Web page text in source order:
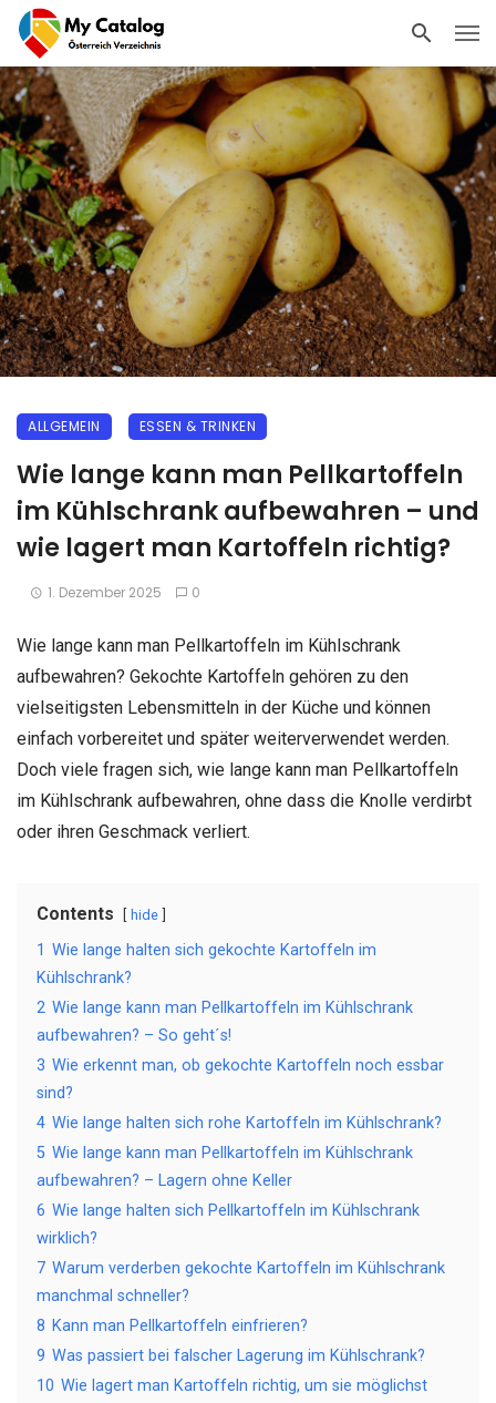
ALLGEMEIN ESSEN & TRINKEN
Wie lange kann man Pellkartoffeln
im Kühlschrank aufbewahren – und
wie lagert man Kartoffeln richtig?
1. Dezember 2025 0
Wie lange kann man Pellkartoffeln im Kühlschrank
aufbewahren? Gekochte Kartoffeln gehören zu den
vielseitigsten Lebensmitteln in der Küche und können
einfach vorbereitet und später weiterverwendet werden.
Doch viele fragen sich, wie lange kann man Pellkartoffeln
im Kühlschrank aufbewahren, ohne dass die Knolle verdirbt
oder ihren Geschmack verliert.
Contents hide
1 Wie lange halten sich gekochte Kartoffeln im
Kühlschrank?
2 Wie lange kann man Pellkartoffeln im Kühlschrank
aufbewahren? – So geht´s!
3 Wie erkennt man, ob gekochte Kartoffeln noch essbar
sind?
4 Wie lange halten sich rohe Kartoffeln im Kühlschrank?
5 Wie lange kann man Pellkartoffeln im Kühlschrank
aufbewahren? – Lagern ohne Keller
6 Wie lange halten sich Pellkartoffeln im Kühlschrank
wirklich?
7 Warum verderben gekochte Kartoffeln im Kühlschrank
manchmal schneller?
8 Kann man Pellkartoffeln einfrieren?
9 Was passiert bei falscher Lagerung im Kühlschrank?
10 Wie lagert man Kartoffeln richtig, um sie möglichst